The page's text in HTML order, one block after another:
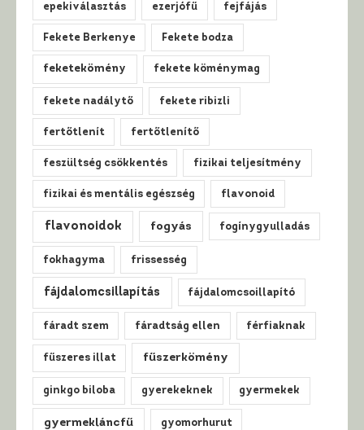
epekiválasztás ezerjófű fejfájás
Fekete Berkenye Fekete bodza
feketekömény fekete köménymag
fekete nadálytő fekete ribizli
fertőtlenít fertőtlenítő
feszültség csökkentés fizikai teljesítmény
fizikai és mentális egészség flavonoid
flavonoidok fogyás fogínygyulladás
fokhagyma frissesség
fájdalomcsillapítás fájdalomcsoillapító
fáradt szem fáradtság ellen férfiaknak
fűszeres illat fűszerkömény
ginkgo biloba gyerekeknek gyermekek
gyermekláncfű gyomorhurut